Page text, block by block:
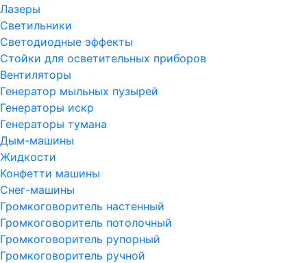
Лазеры
Светильники
Светодиодные эффекты
Стойки для осветительных приборов
Вентиляторы
Генератор мыльных пузырей
Генераторы искр
Генераторы тумана
Дым-машины
Жидкости
Конфетти машины
Снег-машины
Громкоговоритель настенный
Громкоговоритель потолочный
Громкоговоритель рупорный
Громкоговоритель ручной